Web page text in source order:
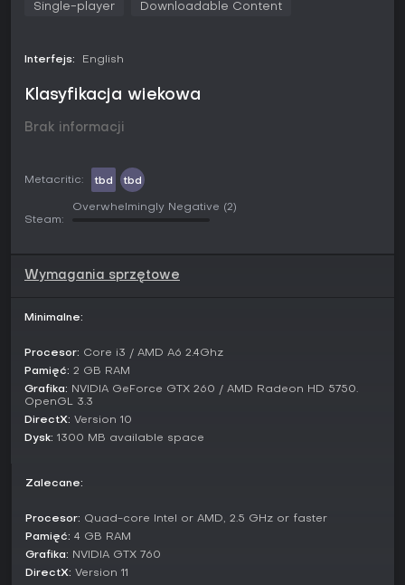
Single-player Downloadable Content
Interfejs: English
Klasyfikacja wiekowa
Brak informacji
Metacritic: tbd tbd
Steam:
Overwhelmingly Negative (2)
Wymagania sprzętowe
Minimalne:
Procesor: Core i3 / AMD A6 2.4Ghz
Pamięć: 2 GB RAM
Grafika: NVIDIA GeForce GTX 260 / AMD Radeon HD 5750.
OpenGL 3.3
DirectX: Version 10
Dysk: 1300 MB available space
Zalecane:
Procesor: Quad-core Intel or AMD, 2.5 GHz or faster
Pamięć: 4 GB RAM
Grafika: NVIDIA GTX 760
DirectX: Version 11